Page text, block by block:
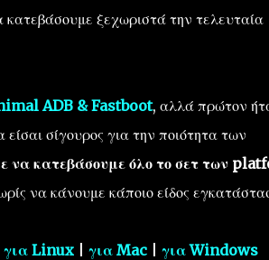
ξεχωριστά την τελευταία
ADB & Fastboot, αλλά πρώτον
σίγουρος για την ποιότητα των
να κατεβάσουμε όλο το σετ των
να κάνουμε κάποιο είδος
για Linux| για Mac| για Windows